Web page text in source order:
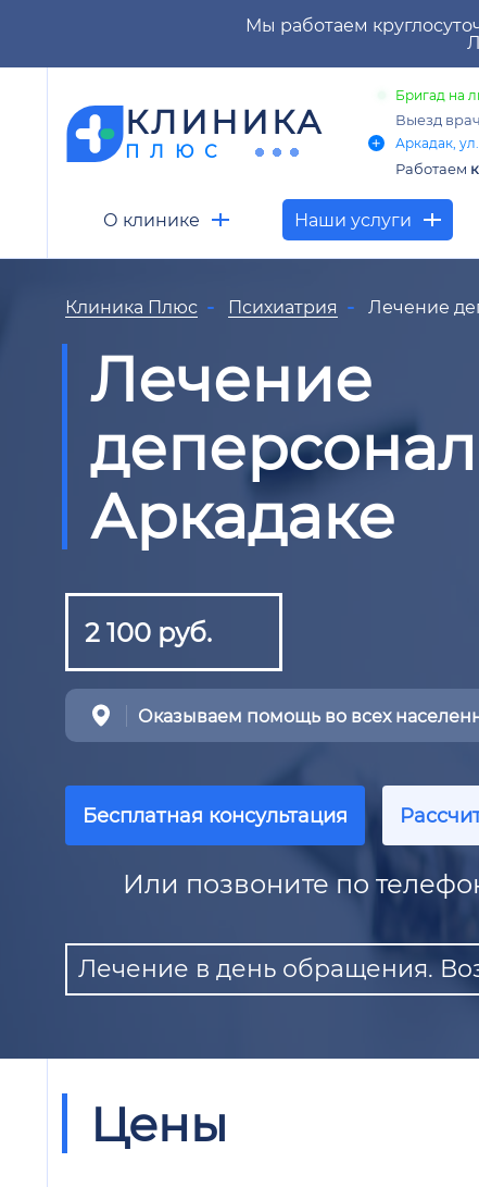
Мы работаем
КЛИНИКА
ПЛЮС
Бригад на
Выезд
Аркадак,
Работаем
О клинике Наши услуги
Клиника Плюс Психиатрия Лечение
Лечение
Аркадаке
2 100 руб.
Оказываем помощь во всех
Бесплатная консультация
Или позвоните по
Лечение в день обращения.
Цены